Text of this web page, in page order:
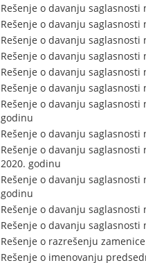
Rešenje o davanju
Rešenje o davanju saglasnosti
Rešenje o davanju
Rešenje o davanju saglasnosti
Rešenje o davanju
Rešenje o davanju
Rešenje o davanju saglasnosti
godinu
Rešenje o davanju
Rešenje o davanju
2020. godinu
Rešenje o davanju
godinu
Rešenje o davanju
Rešenje o davanju
Rešenje o razrešenju
Rešenje o imenovanju